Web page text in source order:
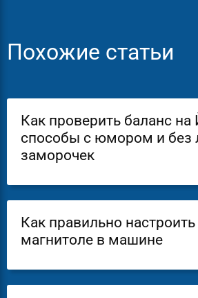
Похожие статьи
Как проверить баланс на
способы с юмором и без
заморочек
Как правильно
магнитоле в машине